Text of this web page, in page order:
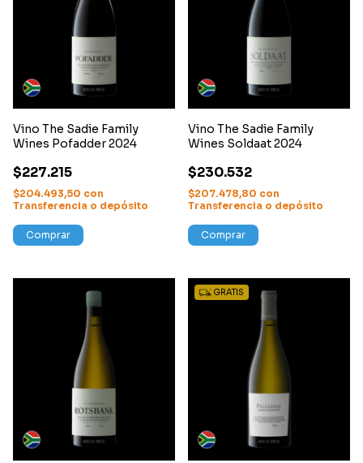
Vino The Sadie Family
Wines Pofadder 2024
$227.215
$204.493,50 con
Transferencia o depósito
Comprar
Vino The Sadie Family
Wines Soldaat 2024
$230.532
$207.478,80 con
Transferencia o depósito
Comprar
GRATIS